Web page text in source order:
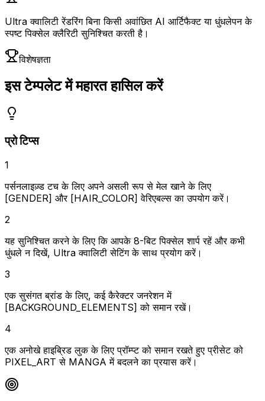
Ultra क्वालिटी रेंडरिंग बिना किसी अवांछित AI आर्टिफैक्ट या धुंधलेपन के
स्पष्ट पिक्सेल क्लैरिटी सुनिश्चित करती है।
विशेषज्ञता
इस टेम्पलेट में महारत हासिल करें
प्रो टिप्स
1
पर्सनलाइज़्ड टच के लिए अपने असली रूप से मेल खाने के लिए
[GENDER] और [HAIR_COLOR] वेरिएबल्स का उपयोग करें।
2
यह सुनिश्चित करने के लिए कि आपके 8-बिट पिक्सेल शार्प रहें और कभी
धुंधले न दिखें, Ultra क्वालिटी सेटिंग के साथ प्रयोग करें।
3
एक सुसंगत ब्रांड के लिए, कई कैरेक्टर जनरेशन में
[BACKGROUND_ELEMENTS] को समान रखें।
4
एक अनोखे हाइब्रिड लुक के लिए प्रॉम्प्ट को समान रखते हुए प्रीसेट को
PIXEL_ART से MANGA में बदलने का प्रयास करें।